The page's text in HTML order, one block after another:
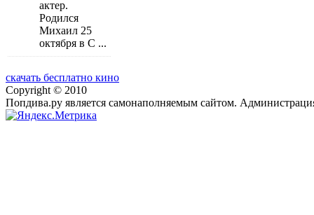
актер.
Родился
Михаил 25
октября в С ...
скачать бесплатно кино
Copyright © 2010
Попдива.ру является самонаполняемым сайтом.